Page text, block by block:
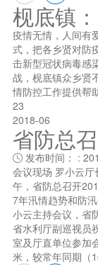
枧底镇
疫情无情，人间有
式，把各乡贤对防
击新型冠状病毒感
战，枧底镇众乡贤
情防控工作提供帮
23
2018-06
省防总
发布时间： :
会议现场 罗小云
午，省防总召开
7年汛情趋势和防
小云主持会议，省
省水利厅副巡视员
室及厅直单位参加
米，较常年同期（